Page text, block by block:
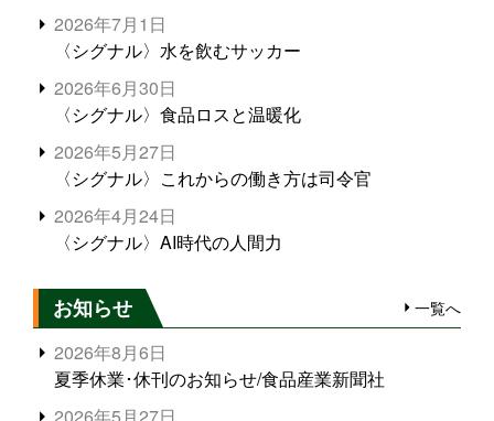
2026年7月1日
〈シグナル〉水を飲むサッカー
2026年6月30日
〈シグナル〉食品ロスと温暖化
2026年5月27日
〈シグナル〉これからの働き方は司令官
2026年4月24日
〈シグナル〉AI時代の人間力
お知らせ 一覧へ
2026年8月6日
夏季休業･休刊のお知らせ/食品産業新聞社